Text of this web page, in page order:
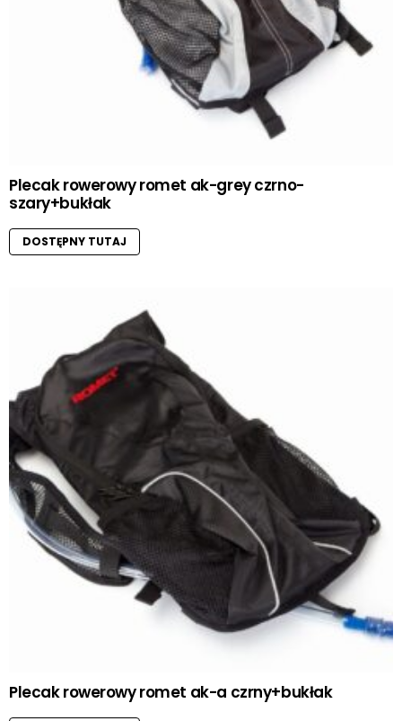
Plecak rowerowy romet ak-grey czrno-
szary+bukłak
DOSTĘPNY TUTAJ
Plecak rowerowy romet ak-a czrny+bukłak